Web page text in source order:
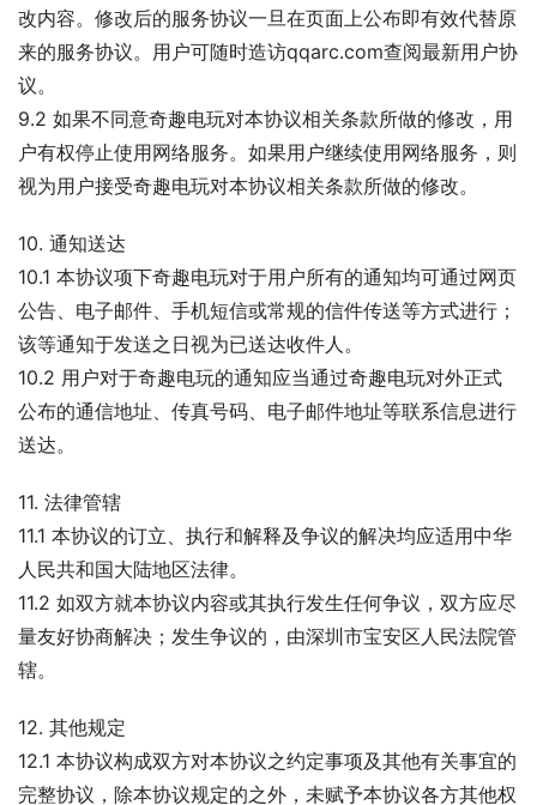
改内容。修改后的服务协议一旦在页面上公布即有效代替原
来的服务协议。用户可随时造访qqarc.com查阅最新用户协
议。
9.2 如果不同意奇趣电玩对本协议相关条款所做的修改，用
户有权停止使用网络服务。如果用户继续使用网络服务，则
视为用户接受奇趣电玩对本协议相关条款所做的修改。
10. 通知送达
10.1 本协议项下奇趣电玩对于用户所有的通知均可通过网页
公告、电子邮件、手机短信或常规的信件传送等方式进行；
该等通知于发送之日视为已送达收件人。
10.2 用户对于奇趣电玩的通知应当通过奇趣电玩对外正式
公布的通信地址、传真号码、电子邮件地址等联系信息进行
送达。
11. 法律管辖
11.1 本协议的订立、执行和解释及争议的解决均应适用中华
人民共和国大陆地区法律。
11.2 如双方就本协议内容或其执行发生任何争议，双方应尽
量友好协商解决；发生争议的，由深圳市宝安区人民法院管
辖。
12. 其他规定
12.1 本协议构成双方对本协议之约定事项及其他有关事宜的
完整协议，除本协议规定的之外，未赋予本协议各方其他权